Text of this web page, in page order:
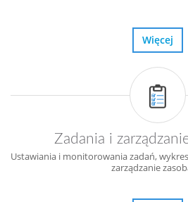
Więcej
Zadania i
Ustawiania i monitorowania zadań,
zarządzanie